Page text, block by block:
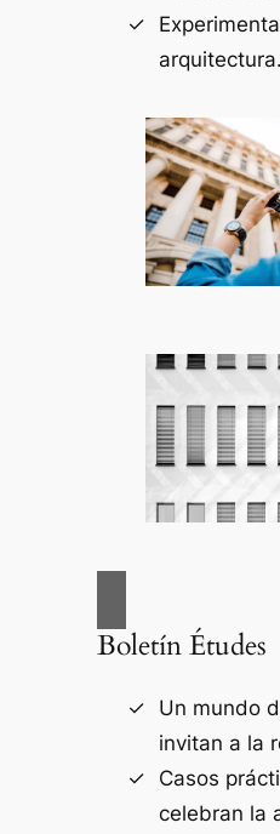
arquitectura.
Boletín Études
Un mundo
invitan a la
Casos
celebran la